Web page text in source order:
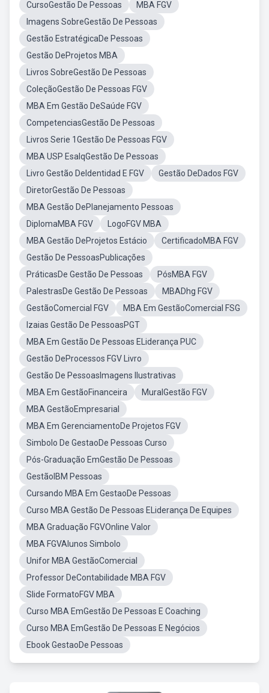
CursoGestão De Pessoas
MBA FGV
Imagens SobreGestão De Pessoas
Gestão EstratégicaDe Pessoas
Gestão DeProjetos MBA
Livros SobreGestão De Pessoas
ColeçãoGestão De Pessoas FGV
MBA Em Gestão DeSaúde FGV
CompetenciasGestão De Pessoas
Livros Serie 1Gestão De Pessoas FGV
MBA USP EsalqGestão De Pessoas
Livro Gestão DeIdentidad E FGV
Gestão DeDados FGV
DiretorGestão De Pessoas
MBA Gestão DePlanejamento Pessoas
DiplomaMBA FGV
LogoFGV MBA
MBA Gestão DeProjetos Estácio
CertificadoMBA FGV
Gestão De PessoasPublicações
PráticasDe Gestão De Pessoas
PósMBA FGV
PalestrasDe Gestão De Pessoas
MBADhg FGV
GestãoComercial FGV
MBA Em GestãoComercial FSG
Izaias Gestão De PessoasPGT
MBA Em Gestão De Pessoas ELiderança PUC
Gestão DeProcessos FGV Livro
Gestão De PessoasImagens Ilustrativas
MBA Em GestãoFinanceira
MuralGestão FGV
MBA GestãoEmpresarial
MBA Em GerenciamentoDe Projetos FGV
Simbolo De GestaoDe Pessoas Curso
Pós-Graduação EmGestão De Pessoas
GestãoIBM Pessoas
Cursando MBA Em GestaoDe Pessoas
Curso MBA Gestão De Pessoas ELiderança De Equipes
MBA Graduação FGVOnline Valor
MBA FGVAlunos Simbolo
Unifor MBA GestãoComercial
Professor DeContabilidade MBA FGV
Slide FormatoFGV MBA
Curso MBA EmGestão De Pessoas E Coaching
Curso MBA EmGestão De Pessoas E Negócios
Ebook GestaoDe Pessoas